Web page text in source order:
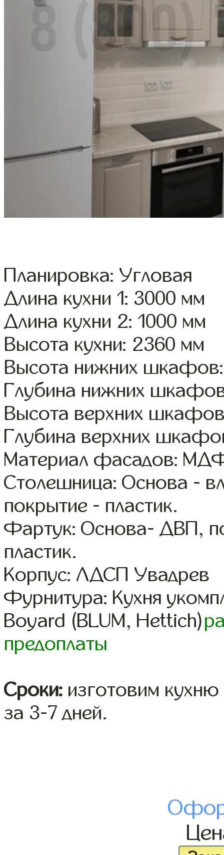
Планировка: Угловая
Длина кухни 1: 3000 мм
Длина кухни 2: 1000 мм
Высота кухни: 2360 мм
Высота нижних
Глубина нижних
Высота верхних
Глубина верхних
Материал фасадов:
Столешница: Основа -
покрытие - пластик.
Фартук: Основа- ДВП,
пластик.
Корпус: ЛДСП Увадрев
Фурнитура: Кухня
Boyard (BLUM, Hettich)
предоплаты
Сроки: изготовим
за 3-7 дней.